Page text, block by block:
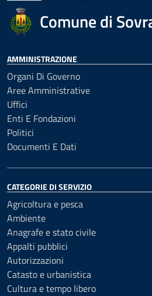
Comune di
AMMINISTRAZIONE
Organi Di Governo
Aree Amministrative
Uffici
Enti E Fondazioni
Politici
Documenti E Dati
CATEGORIE DI SERVIZIO
Agricoltura e pesca
Ambiente
Anagrafe e stato civile
Appalti pubblici
Autorizzazioni
Catasto e urbanistica
Cultura e tempo libero